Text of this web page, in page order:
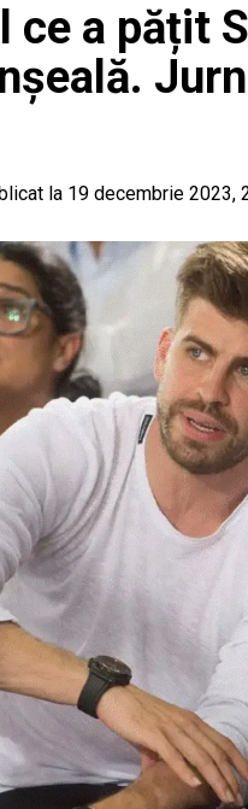
ce a pățit
la 19 decembrie 2023,